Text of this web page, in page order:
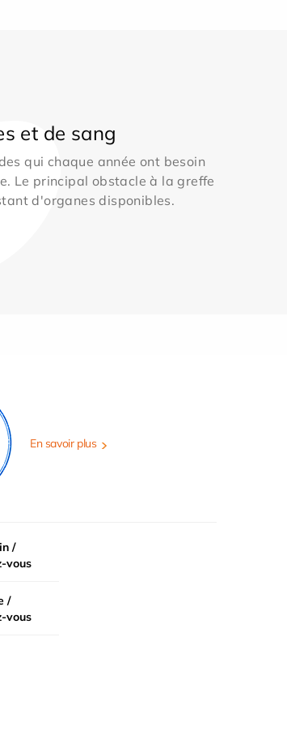
et de sang
qui chaque année ont besoin
Le principal obstacle à la greffe
d'organes disponibles.
En savoir plus
/
vous
/
vous